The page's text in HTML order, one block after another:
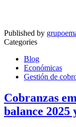
Published by
Categories
Blog
Económicas
Gestión de
Cobranzas
balance 2025